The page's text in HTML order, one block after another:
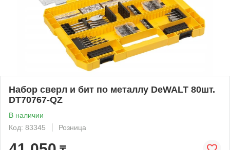
Набор сверл и бит по металлу DeWALT 80шт.
DT70767-QZ
В наличии
Код: 83345
Розница